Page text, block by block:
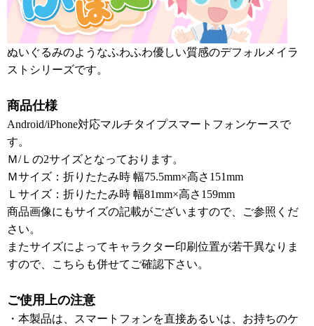
ぬいぐるみのようなふわふわ優しい質感のデフォルメイラ
ストシリーズです。
商品仕様
Android/iPhone対応マルチタイプスマートフォンケースで
す。
Ｍ/Ｌの2サイズとなっております。
Ｍサイズ：折りたたみ時 幅75.5mm×高さ151mm
Ｌサイズ：折りたたみ時 幅81mm×高さ159mm
商品画像にもサイズの記載がございますので、ご参照くだ
さい。
またサイズによってキャラクター印刷位置が若干異なりま
すので、こちらも併せてご確認下さい。
ご使用上の注意
・本製品は、スマートフォンを直接あるいは、お持ちのケ